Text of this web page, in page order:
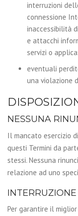
interruzioni
connessione
inaccessibilità
e attacchi
servizi o
eventuali
una violazione
NESSUNA
Il mancato esercizio
questi Termini da
stessi. Nessuna
relazione ad uno
Per garantire il